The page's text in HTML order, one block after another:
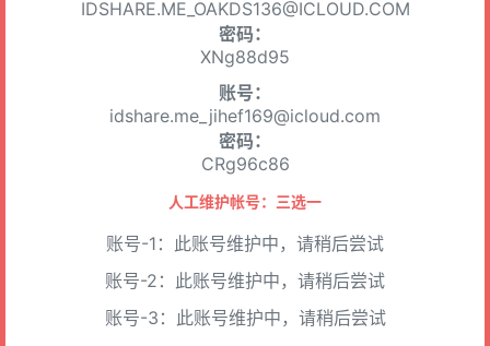
IDSHARE.ME_OAKDS136@ICLOUD.COM
密码：
XNg88d95
账号：
idshare.me_jihef169@icloud.com
密码：
CRg96c86
人工维护帐号：三选一
账号-1：此账号维护中，请稍后尝试
账号-2：此账号维护中，请稍后尝试
账号-3：此账号维护中，请稍后尝试